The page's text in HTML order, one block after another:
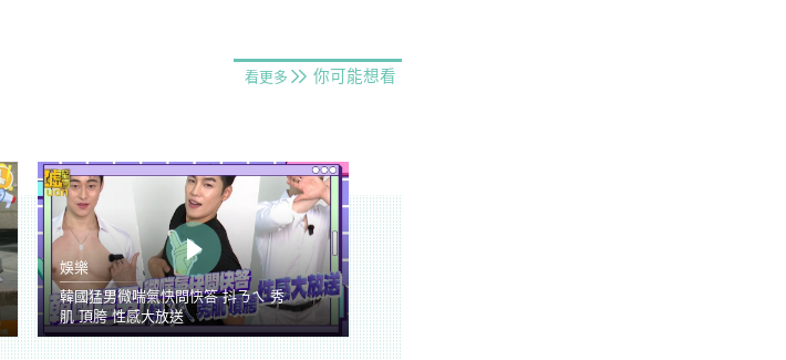
看更多 你可能想看
娛樂
韓國猛男微喘氣快問快答 抖ㄋㄟ 秀
肌 頂胯 性感大放送